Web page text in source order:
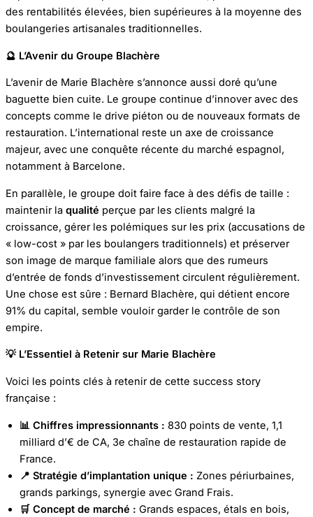
des rentabilités élevées, bien supérieures à la moyenne des
boulangeries artisanales traditionnelles.
🔮 L’Avenir du Groupe Blachère
L’avenir de Marie Blachère s’annonce aussi doré qu’une
baguette bien cuite. Le groupe continue d’innover avec des
concepts comme le drive piéton ou de nouveaux formats de
restauration. L’international reste un axe de croissance
majeur, avec une conquête récente du marché espagnol,
notamment à Barcelone.
En parallèle, le groupe doit faire face à des défis de taille :
maintenir la qualité perçue par les clients malgré la
croissance, gérer les polémiques sur les prix (accusations de
« low-cost » par les boulangers traditionnels) et préserver
son image de marque familiale alors que des rumeurs
d’entrée de fonds d’investissement circulent régulièrement.
Une chose est sûre : Bernard Blachère, qui détient encore
91% du capital, semble vouloir garder le contrôle de son
empire.
💡 L’Essentiel à Retenir sur Marie Blachère
Voici les points clés à retenir de cette success story
française :
📊 Chiffres impressionnants : 830 points de vente, 1,1
milliard d’€ de CA, 3e chaîne de restauration rapide de
France.
📍 Stratégie d’implantation unique : Zones périurbaines,
grands parkings, synergie avec Grand Frais.
🛒 Concept de marché : Grands espaces, étals en bois,